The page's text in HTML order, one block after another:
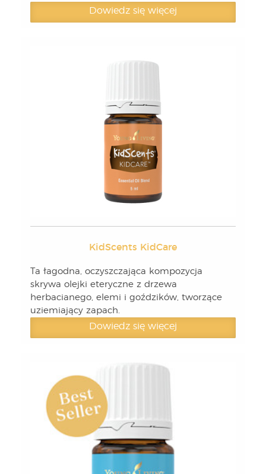
Dowiedz się więcej
KidScents KidCare
Ta łagodna, oczyszczająca kompozycja
skrywa olejki eteryczne z drzewa
herbacianego, elemi i goździków, tworzące
uziemiający zapach.
Dowiedz się więcej